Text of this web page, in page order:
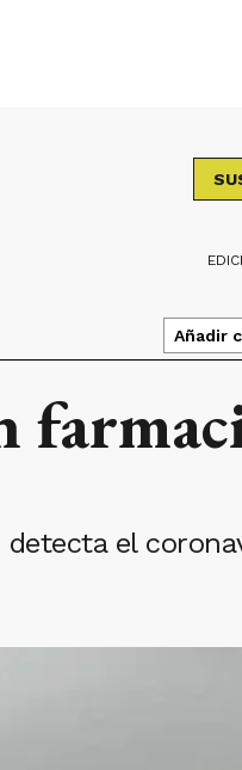
Añadir
el